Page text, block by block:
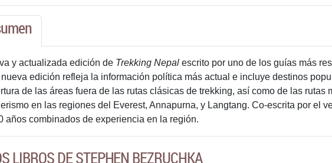
y actualizada edición de Trekking Nepal escrito por uno de los guías más
nueva edición refleja la información política más actual e incluye destinos
de las áreas fuera de las rutas clásicas de trekking, así como de las
en las regiones del Everest, Annapurna, y Langtang. Co-escrita por el
años combinados de experiencia en la región.
LIBROS DE STEPHEN BEZRUCHKA